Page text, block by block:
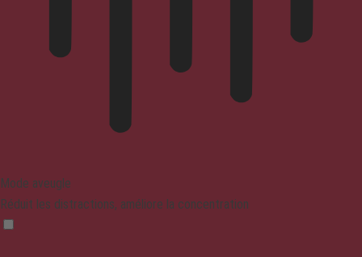
Mode aveugle
Réduit les distractions, améliore la concentration